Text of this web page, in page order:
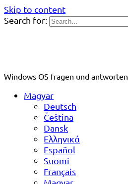
Skip to content
Search for:
Windows OS fragen und antworten
Magyar
Deutsch
Čeština
Dansk
Ελληνικά
Español
Suomi
Français